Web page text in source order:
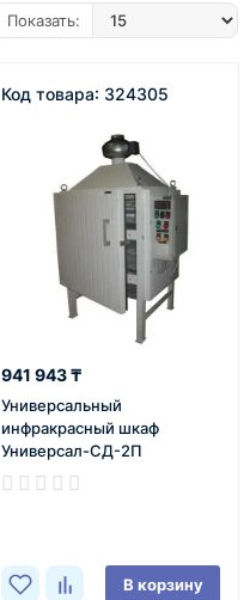
Показать:
Код товара: 324305
941 943 ₸
Универсальный
инфракрасный шкаф
Универсал-СД-2П
В корзину